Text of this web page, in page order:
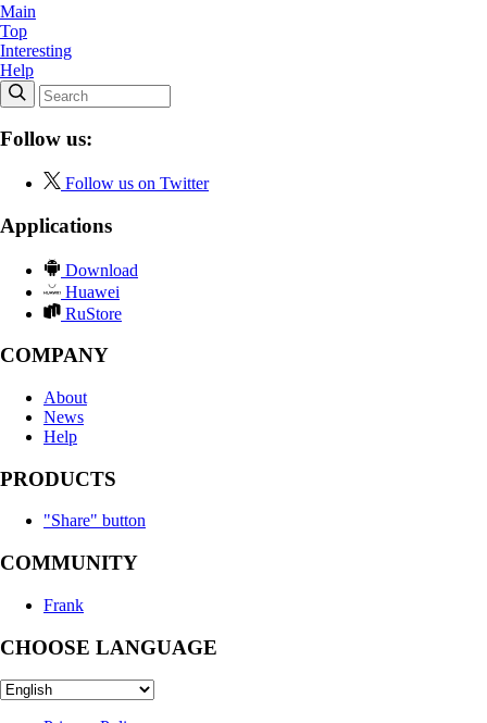
Main
Top
Interesting
Help
Follow us:
Follow us on Twitter
Applications
Download
Huawei
RuStore
COMPANY
About
News
Help
PRODUCTS
"Share" button
COMMUNITY
Frank
CHOOSE LANGUAGE